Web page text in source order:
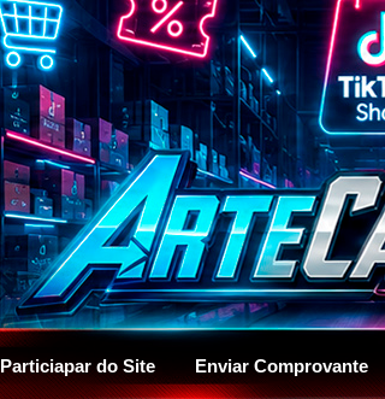
Particiapar do Site Enviar Comprovante